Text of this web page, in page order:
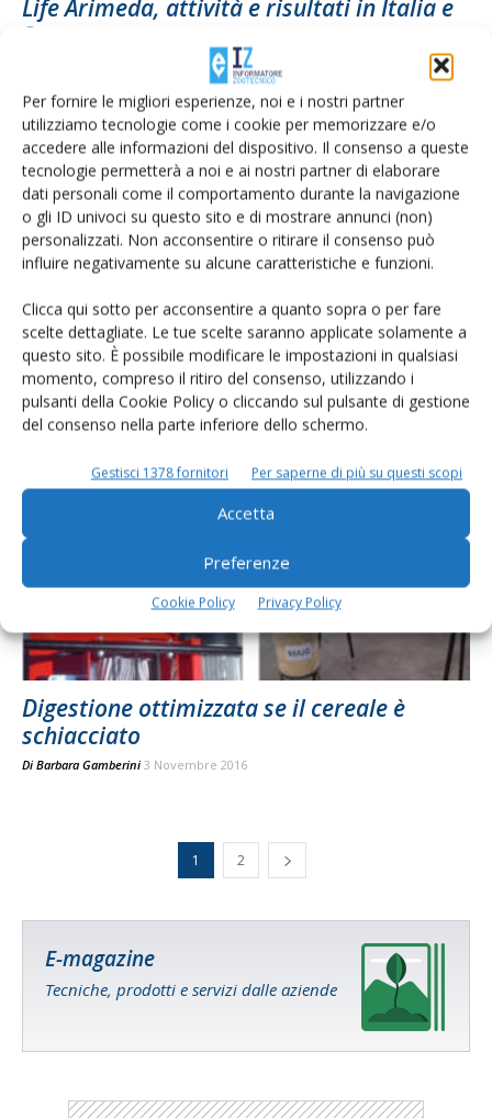
Per fornire le migliori esperienze, noi e i nostri partner
utilizziamo tecnologie come i cookie per memorizzare e/o
accedere alle informazioni del dispositivo. Il consenso a queste
tecnologie permetterà a noi e ai nostri partner di elaborare
dati personali come il comportamento durante la navigazione
o gli ID univoci su questo sito e di mostrare annunci (non)
personalizzati. Non acconsentire o ritirare il consenso può
influire negativamente su alcune caratteristiche e funzioni.
Clicca qui sotto per acconsentire a quanto sopra o per fare
scelte dettagliate. Le tue scelte saranno applicate solamente a
questo sito. È possibile modificare le impostazioni in qualsiasi
momento, compreso il ritiro del consenso, utilizzando i
pulsanti della Cookie Policy o cliccando sul pulsante di gestione
del consenso nella parte inferiore dello schermo.
Gestisci 1378 fornitori Per saperne di più su questi scopi
Accetta
Preferenze
Cookie Policy Privacy Policy
Life Arimeda, attività e risultati in Italia e
Spagna
eEva Herrero
Spandimento reflui, aggiornamenti in
corso
Di Orlando Fortunato 14 Giugno 2017
Digestione ottimizzata se il cereale è
schiacciato
Di Barbara Gamberini 3 Novembre 2016
1 2
E-magazine
Tecniche, prodotti e servizi dalle aziende